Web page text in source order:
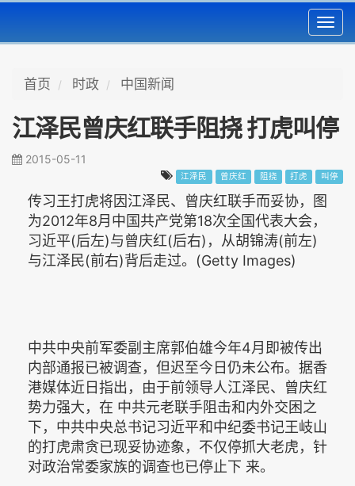
首页 时政 中国新闻
江泽民曾庆红联手阻挠 打虎叫停
2015-05-11
江泽民 曾庆红 阻挠 打虎 叫停
传习王打虎将因江泽民、曾庆红联手而妥协，图
为2012年8月中国共产党第18次全国代表大会，
习近平(后左)与曾庆红(后右)，从胡锦涛(前左)
与江泽民(前右)背后走过。(Getty Images)
中共中央前军委副主席郭伯雄今年4月即被传出
内部通报已被调查，但迟至今日仍未公布。据香
港媒体近日指出，由于前领导人江泽民、曾庆红
势力强大，在 中共元老联手阻击和内外交困之
下，中共中央总书记习近平和中纪委书记王岐山
的打虎肃贪已现妥协迹象，不仅停抓大老虎，针
对政治常委家族的调查也已停止下 来。